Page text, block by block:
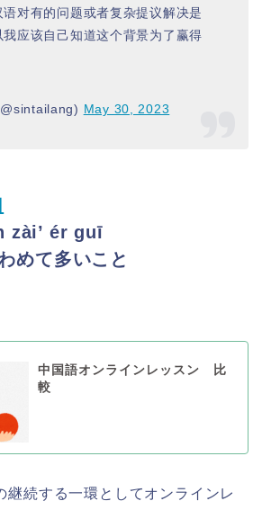
对有的问题或者复杂提议解决是
应该自己知道这个背景为了赢得
May 30, 2023
zài’ ér guī
めて多いこと
中国語オンラインレッスン 比
較
継続する一環としてオンラインレ